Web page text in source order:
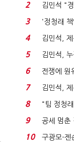
2
김민석 "
청래 "반
3
'정청래
는 추가투
4
김민석,
'1위 탈환
5
김민석,
청래와
6
전쟁에 원
에너지안
7
김민석,
위'(1보)...
8
"팀 정청
주 최고위
9
공세 멈춘
가 수습"
10
구광모-젠